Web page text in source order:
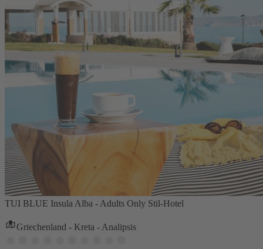
TUI BLUE Insula Alba - Adults Only Stil-Hotel
Griechenland - Kreta - Analipsis